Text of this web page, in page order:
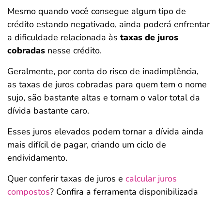
Mesmo quando você consegue algum tipo de
crédito estando negativado, ainda poderá enfrentar
a dificuldade relacionada às taxas de juros
cobradas nesse crédito.
Geralmente, por conta do risco de inadimplência,
as taxas de juros cobradas para quem tem o nome
sujo, são bastante altas e tornam o valor total da
dívida bastante caro.
Esses juros elevados podem tornar a dívida ainda
mais difícil de pagar, criando um ciclo de
endividamento.
Quer conferir taxas de juros e calcular juros
compostos? Confira a ferramenta disponibilizada